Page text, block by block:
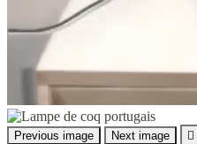
Previous image Next image 